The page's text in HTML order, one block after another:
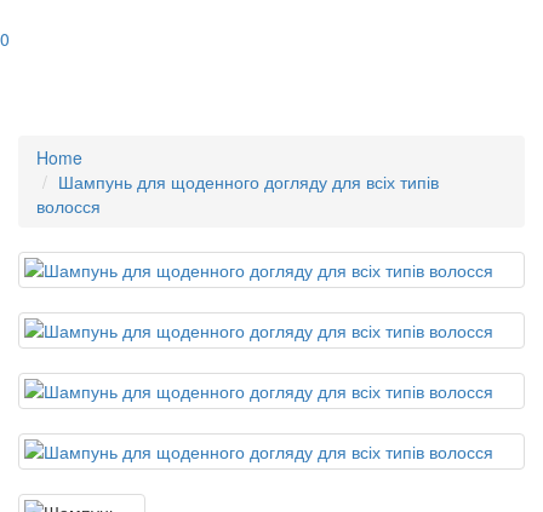
0
Home
Шампунь для щоденного догляду для всіх типів
волосся